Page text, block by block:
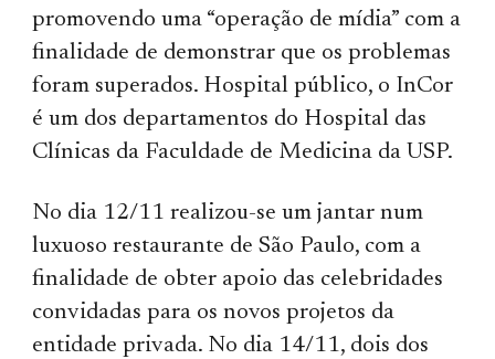
promovendo uma “operação de mídia” com a
finalidade de demonstrar que os problemas
foram superados. Hospital público, o InCor
é um dos departamentos do Hospital das
Clínicas da Faculdade de Medicina da USP.
No dia 12/11 realizou-se um jantar num
luxuoso restaurante de São Paulo, com a
finalidade de obter apoio das celebridades
convidadas para os novos projetos da
entidade privada. No dia 14/11, dois dos